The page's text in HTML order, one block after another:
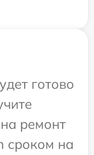
готово
ремонт
сроком на